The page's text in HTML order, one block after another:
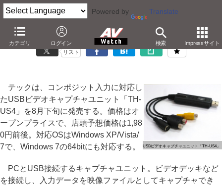
Powered by Translate
カテゴリ ログイン 検索 Impressサイト
テック、実売1,980円のUSBキャプチャユニット
リスト
USBビデオキャプチャユニット「TH-US4」
テックは、コンポジット入力に対応し
たUSBビデオキャプチャユニット「TH-
US4」を8月下旬に発売する。価格はオ
ープンプライスで、店頭予想価格は1,98
0円前後。対応OSはWindows XP/Vista/
7で、Windows 7の64bitにも対応する。
PCとUSB接続するキャプチャユニット。ビデオデッキなど
を接続し、入力データを映像ファイルとしてキャプチャでき